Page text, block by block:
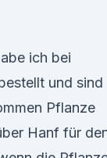
ich bei
und sind
Pflanze
Hanf für